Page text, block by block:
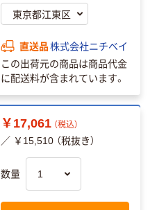
直送品株式会社ニチベイ
この出荷元の商品は商品代金
に配送料が含まれています。
￥17,061 （税込）
／ ￥15,510 （税抜き）
数量